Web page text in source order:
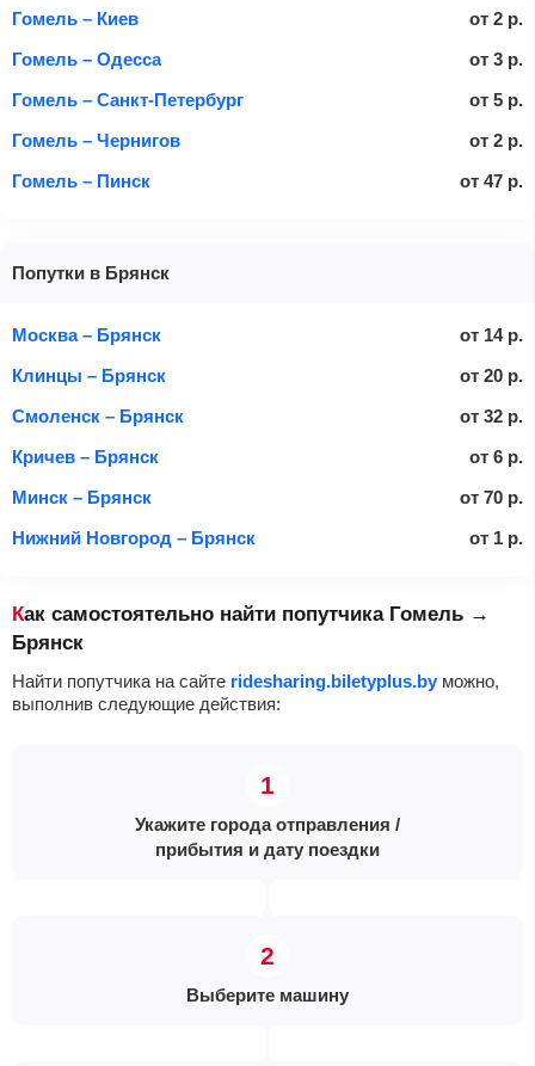
Гомель – Киев
от 2 р.
Гомель – Одесса
от 3 р.
Гомель – Санкт-Петербург
от 5 р.
Гомель – Чернигов
от 2 р.
Гомель – Пинск
от 47 р.
Попутки в Брянск
Москва – Брянск от 14 р.
Клинцы – Брянск
от 20 р.
Смоленск – Брянск
от 32 р.
Кричев – Брянск
от 6 р.
Минск – Брянск
от 70 р.
Нижний Новгород – Брянск
от 1 р.
Как самостоятельно найти попутчика Гомель →
Брянск
Найти попутчика на сайте ridesharing.biletyplus.by можно,
выполнив следующие действия:
Укажите города отправления /
прибытия и дату поездки
Выберите машину